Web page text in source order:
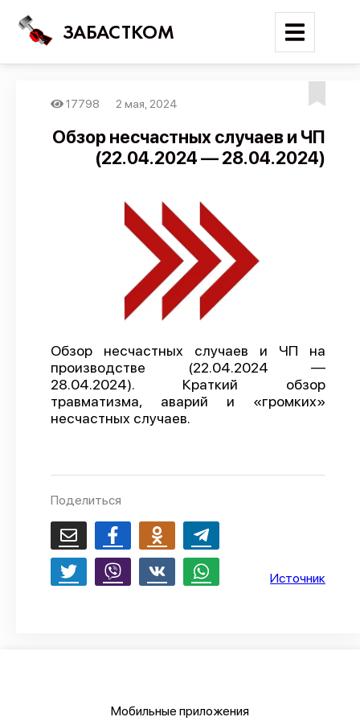
ЗАБАСТКОМ
Поиск
Карта событий
Трудовые конфликты
Отчеты
Предложить публикацию
API
О проекте
Политика конфиденциальности
17798 2 мая, 2024
Обзор несчастных случаев и ЧП
(22.04.2024 — 28.04.2024)
Обзор несчастных случаев и ЧП на
производстве (22.04.2024 —
28.04.2024). Краткий обзор
травматизма, аварий и «громких»
несчастных случаев.
Поделиться
Источник
Мобильные приложения